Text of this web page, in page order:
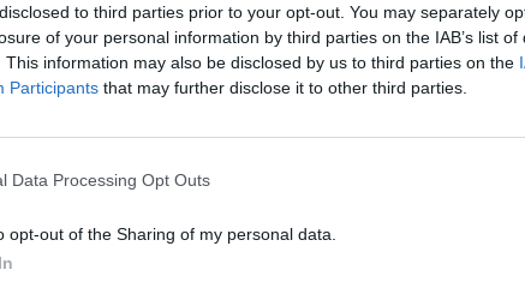
to third parties prior to your opt-out. You may separately
of your personal information by third parties on the IAB’s list of
This information may also be disclosed by us to third parties on the
Participants that may further disclose it to other third parties.
Data Processing Opt Outs
opt-out of the Sharing of my personal data.
πλήττονταν επίσης από διακοπές της
για να αποκαταστήσουν την παροχή το
δυνάμεις ανέφεραν ότι κατέρριψαν πάνω από
περισσότερα αναχαιτίστηκαν στην περιοχή
περιφέρειας της Μόσχας, ανάμεσά τους τρία
πηγή.Ο δήμαρχος της ρωσικής
ότι αναχαιτίστηκαν κι άλλα
ανέστειλαν τη λειτουργία τους για